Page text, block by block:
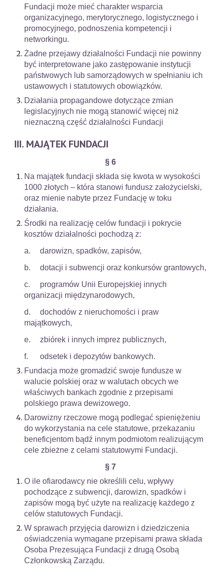
Fundacji może mieć charakter wsparcia
organizacyjnego, merytorycznego, logistycznego i
promocyjnego, podnoszenia kompetencji i
networkingu.
Żadne przejawy działalności Fundacji nie powinny
być interpretowane jako zastępowanie instytucji
państwowych lub samorządowych w spełnianiu ich
ustawowych i statutowych obowiązków.
Działania propagandowe dotyczące zmian
legislacyjnych nie mogą stanowić więcej niż
nieznaczną część działalności Fundacji
III. MAJĄTEK FUNDACJI
§ 6
Na majątek fundacji składa się kwota w wysokości
1000 złotych – która stanowi fundusz założycielski,
oraz mienie nabyte przez Fundację w toku
działania.
Środki na realizację celów fundacji i pokrycie
kosztów działalności pochodzą z:
a.
darowizn, spadków, zapisów,
b.
dotacji i subwencji oraz konkursów grantowych,
c.
programów Unii Europejskiej innych
organizacji międzynarodowych,
d.
dochodów z nieruchomości i praw
majątkowych,
e.
zbiórek i innych imprez publicznych,
f.
odsetek i depozytów bankowych.
Fundacja może gromadzić swoje fundusze w
walucie polskiej oraz w walutach obcych we
właściwych bankach zgodnie z przepisami
polskiego prawa dewizowego.
Darowizny rzeczowe mogą podlegać spieniężeniu
do wykorzystania na cele statutowe, przekazaniu
beneficjentom bądź innym podmiotom realizującym
cele zbieżne z celami statutowymi Fundacji.
§ 7
O ile ofiarodawcy nie określili celu, wpływy
pochodzące z subwencji, darowizn, spadków i
zapisów mogą być użyte na realizację każdego z
celów statutowych Fundacji.
W sprawach przyjęcia darowizn i dziedziczenia
oświadczenia wymagane przepisami prawa składa
Osoba Prezesująca Fundacji z drugą Osobą
Członkowską Zarządu.